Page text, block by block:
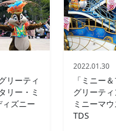
リーティ
リー・ミ
ズニー
2022.01.30
「ミニー
グリーテ
ミニーマ
TDS